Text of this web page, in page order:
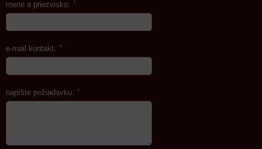
meno a priezvisko: *
e-mail kontakt: *
napíšte požiadavku: *